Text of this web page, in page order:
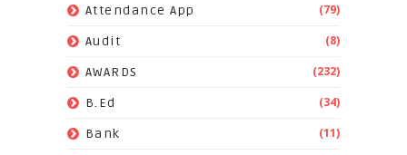
Attendance App (79)
Audit (8)
AWARDS (232)
B.Ed (34)
Bank (11)